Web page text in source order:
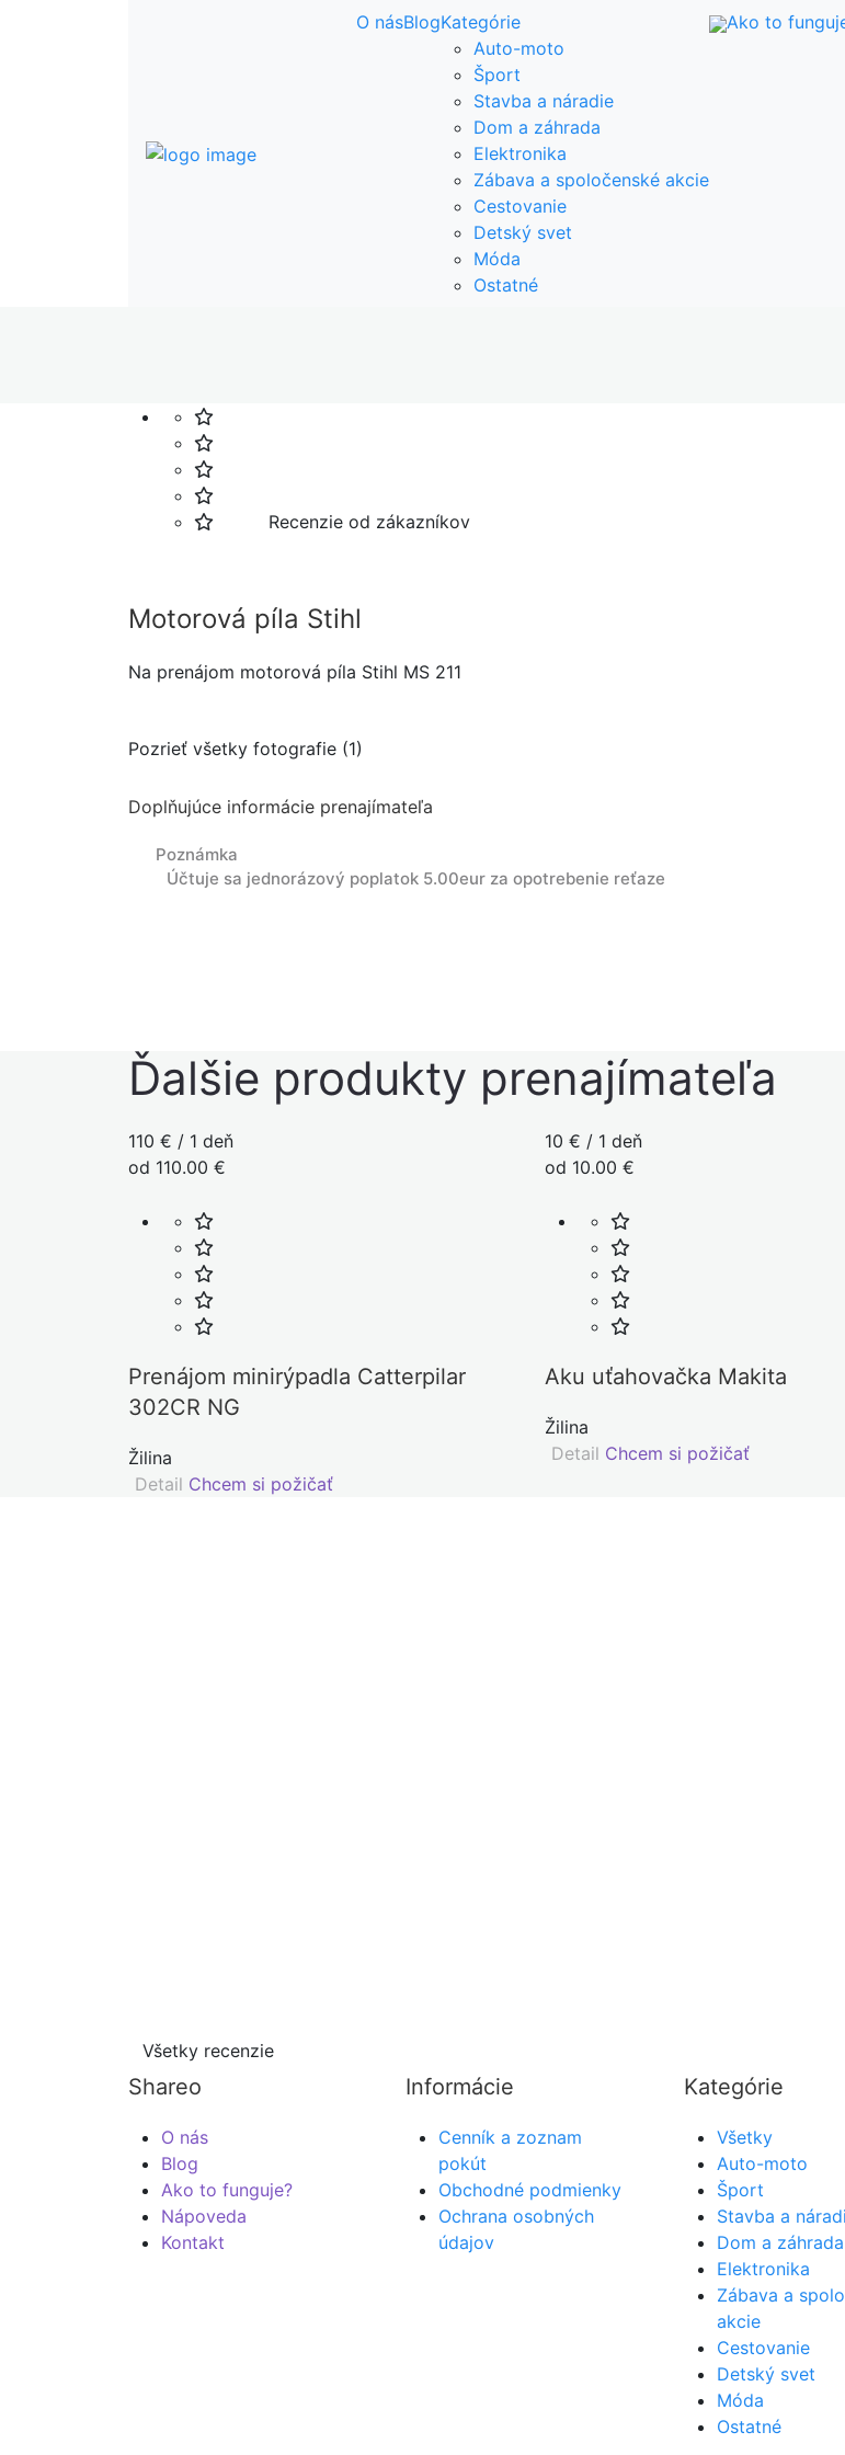
O násBlogKategórie
Auto-moto
Šport
Stavba a náradie
Dom a záhrada
Elektronika
Zábava a spoločenské akcie
Cestovanie
Detský svet
Móda
Ostatné
Ako to
DomovDom a záhrada
Recenzie od zákazníkov
Motorová píla Stihl
Na prenájom motorová píla Stihl MS 211
Pozrieť všetky fotografie (1)
Doplňujúce informácie prenajímateľa
Poznámka
Účtuje sa jednorázový poplatok 5.00eur za opotrebenie reťaze
Ďalšie produkty prenajímateľa
110 € / 1 deň
od 110.00 €
Prenájom minirýpadla Catterpilar
302CR NG
Žilina
Detail Chcem si požičať
10 € / 1 deň
od 10.00 €
Aku uťahovačka Makita
Žilina
Detail Chcem si požičať
Všetky recenzie
Shareo
O nás
Blog
Ako to funguje?
Nápoveda
Kontakt
Informácie
Cenník a zoznam
pokút
Obchodné podmienky
Ochrana osobných
údajov
Kategórie
Všetky
Auto-moto
Šport
Stavba a
Dom a záhrada
Elektronika
Zábava a
akcie
Cestovanie
Detský svet
Móda
Ostatné